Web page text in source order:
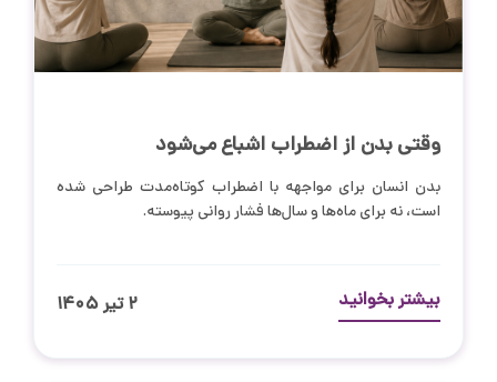
وقتی بدن از اضطراب اشباع می‌شود
بدن انسان برای مواجهه با اضطراب کوتاه‌مدت طراحی شده
است، نه برای ماه‌ها و سال‌ها فشار روانی پیوسته.
بیشتر بخوانید ۲ تیر ۱۴۰۵